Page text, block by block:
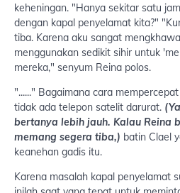
keheningan. "Hanya sekitar satu
dengan kapal penyelamat kita?"
tiba. Karena aku sangat
menggunakan sedikit sihir untuk
mereka," senyum Reina polos.
"......" Bagaimana cara
tidak ada telepon satelit darurat.
bertanya lebih jauh. Kalau Reina
memang segera tiba,) batin Clael
keanehan gadis itu.
Karena masalah kapal penyelamat